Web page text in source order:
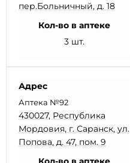
пер.Больничный, д. 18
Кол-во в аптеке
3 шт.
Адрес
Аптека №92
430027, Республика
Мордовия, г. Саранск, ул.
Попова, д. 47, пом. 9